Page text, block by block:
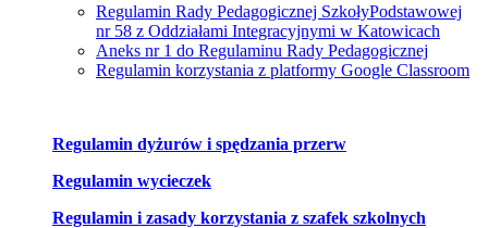
Regulamin Rady Pedagogicznej SzkołyPodstawowej
nr 58 z Oddziałami Integracyjnymi w Katowicach
Aneks nr 1 do Regulaminu Rady Pedagogicznej
Regulamin korzystania z platformy Google Classroom
Regulamin dyżurów i spędzania przerw
Regulamin wycieczek
Regulamin i zasady korzystania z szafek szkolnych